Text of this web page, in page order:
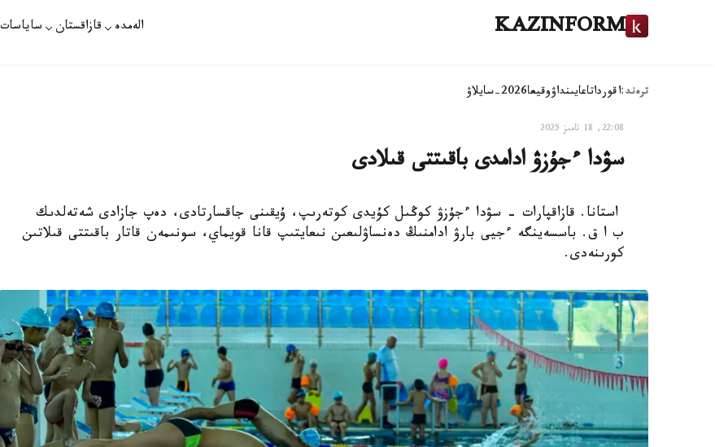
KAZINFORM الەمدە قازاقستان ساياسات
ترەند:اقورداتاعايىنداۋوقيعا2026-سايلاۋ
22:08, 18 تامىز 2025
سۋدا ءجۇزۋ ادامدى باقىتتى قىلادى
استانا. قازاقپارات - سۋدا ءجۇزۋ كوڭىل كۇيدى كوتەرىپ، ۇيقىنى جاقسارتادى، دەپ جازادى شەتەلدىك
ب ا ق. باسسەينگە ءجيى بارۋ ادامنىڭ دەنساۋلىعىن نىعايتىپ قانا قويماي، سونىمەن قاتار باقىتتى قىلاتىن
كورىنەدى.